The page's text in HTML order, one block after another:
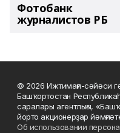
Фотобанк
журналистов РБ
© 2026 Ижтимағи-сәйәси
Башҡортостан
саралары агентлығы,
йорто акционерҙар
Об использовании